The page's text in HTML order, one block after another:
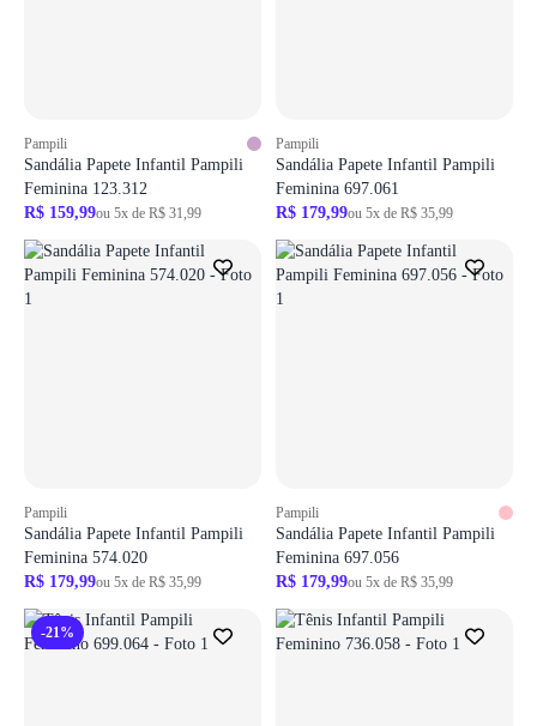
Pampili
Sandália Papete Infantil Pampili
Feminina 123.312
R$ 159,99ou 5x de R$ 31,99
Pampili
Sandália Papete Infantil Pampili
Feminina 697.061
R$ 179,99ou 5x de R$ 35,99
Pampili
Sandália Papete Infantil Pampili
Feminina 574.020
R$ 179,99ou 5x de R$ 35,99
Pampili
Sandália Papete Infantil Pampili
Feminina 697.056
R$ 179,99ou 5x de R$ 35,99
-21%